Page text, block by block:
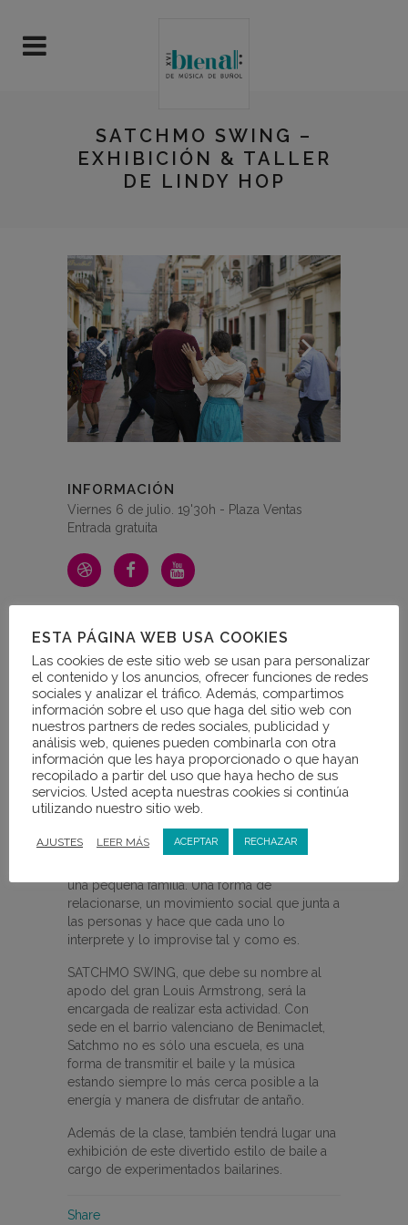
SATCHMO SWING –
EXHIBICIÓN & TALLER
DE LINDY HOP
INFORMACIÓN
Viernes 6 de julio. 19'30h - Plaza Ventas
Entrada gratuita
Una tarde para pasarlo bien y divertirse.
Una clase de baile participativa para disfrutar
del swing y el jazz sin parar de moverse. Para
todas las personas, para todas las edades.
El LINDY HOP es más que un baile, es una
comunidad creada por personas disfrutando
una pequeña familia. Una forma de
relacionarse, un movimiento social que junta a
las personas y hace que cada uno lo
interprete y lo improvise tal y como es.
SATCHMO SWING, que debe su nombre al
apodo del gran Louis Armstrong, será la
encargada de realizar esta actividad. Con
sede en el barrio valenciano de Benimaclet,
Satchmo no es sólo una escuela, es una
forma de transmitir el baile y la música
estando siempre lo más cerca posible a la
energía y manera de disfrutar de antaño.
Además de la clase, también tendrá lugar una
exhibición de este divertido estilo de baile a
cargo de experimentados bailarines.
Share
ESTA PÁGINA WEB USA COOKIES
Las cookies de este sitio web se usan para personalizar
el contenido y los anuncios, ofrecer funciones de redes
sociales y analizar el tráfico. Además, compartimos
información sobre el uso que haga del sitio web con
nuestros partners de redes sociales, publicidad y
análisis web, quienes pueden combinarla con otra
información que les haya proporcionado o que hayan
recopilado a partir del uso que haya hecho de sus
servicios. Usted acepta nuestras cookies si continúa
utilizando nuestro sitio web.
AJUSTES LEER MÁS ACEPTAR RECHAZAR